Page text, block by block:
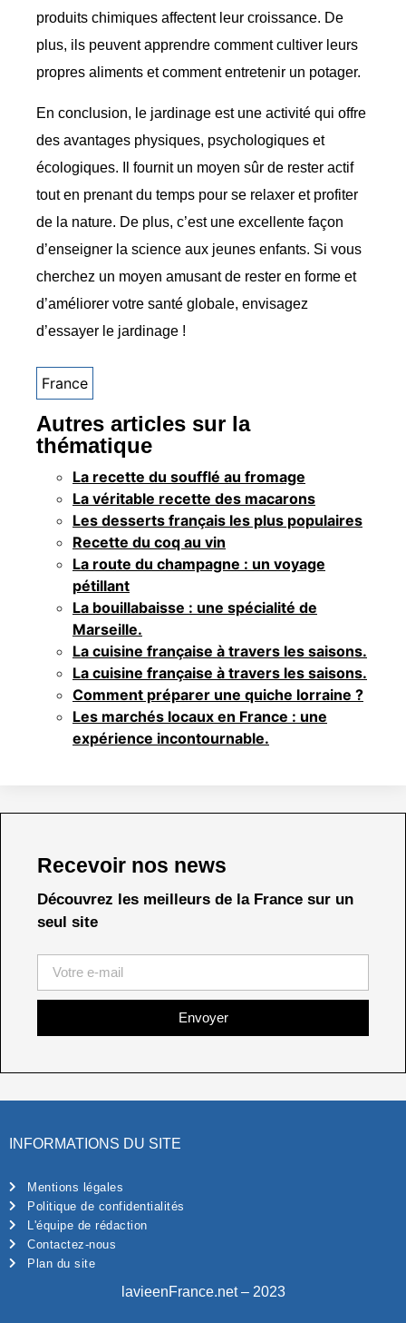
produits chimiques affectent leur croissance. De
plus, ils peuvent apprendre comment cultiver leurs
propres aliments et comment entretenir un potager.
En conclusion, le jardinage est une activité qui offre
des avantages physiques, psychologiques et
écologiques. Il fournit un moyen sûr de rester actif
tout en prenant du temps pour se relaxer et profiter
de la nature. De plus, c’est une excellente façon
d’enseigner la science aux jeunes enfants. Si vous
cherchez un moyen amusant de rester en forme et
d’améliorer votre santé globale, envisagez
d’essayer le jardinage !
France
Autres articles sur la
thématique
La recette du soufflé au fromage
La véritable recette des macarons
Les desserts français les plus populaires
Recette du coq au vin
La route du champagne : un voyage
pétillant
La bouillabaisse : une spécialité de
Marseille.
La cuisine française à travers les saisons.
La cuisine française à travers les saisons.
Comment préparer une quiche lorraine ?
Les marchés locaux en France : une
expérience incontournable.
Recevoir nos news
Découvrez les meilleurs de la France sur un
seul site
Envoyer
INFORMATIONS DU SITE
Mentions légales
Politique de confidentialités
L'équipe de rédaction
Contactez-nous
Plan du site
lavieenFrance.net – 2023